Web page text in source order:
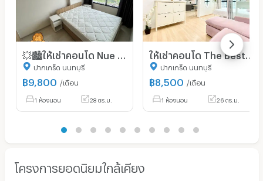
ปากเกร็ด นนทบุรี
฿9,800 /เดือน
1 ห้องนอน 28 ตร.ม.
ปากเกร็ด นนทบุรี
฿8,500 /เดือน
1 ห้องนอน 26 ตร.ม.
โครงการยอดนิยมใกล้เคียง